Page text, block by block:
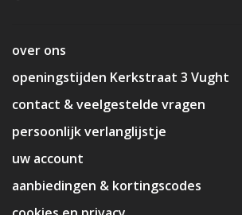
over ons
openingstijden Kerkstraat 3 Vught
contact & veelgestelde vragen
persoonlijk verlanglijstje
uw account
aanbiedingen & kortingscodes